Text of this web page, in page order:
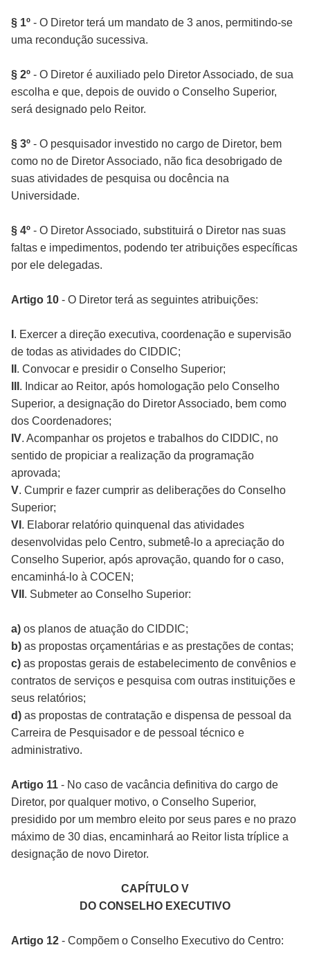
§ 1º - O Diretor terá um mandato de 3 anos, permitindo-se
uma recondução sucessiva.
§ 2º - O Diretor é auxiliado pelo Diretor Associado, de sua
escolha e que, depois de ouvido o Conselho Superior,
será designado pelo Reitor.
§ 3º - O pesquisador investido no cargo de Diretor, bem
como no de Diretor Associado, não fica desobrigado de
suas atividades de pesquisa ou docência na
Universidade.
§ 4º - O Diretor Associado, substituirá o Diretor nas suas
faltas e impedimentos, podendo ter atribuições específicas
por ele delegadas.
Artigo 10 - O Diretor terá as seguintes atribuições:
. Exercer a direção executiva, coordenação e supervisão
de todas as atividades do CIDDIC;
. Convocar e presidir o Conselho Superior;
. Indicar ao Reitor, após homologação pelo Conselho
Superior, a designação do Diretor Associado, bem como
dos Coordenadores;
IV. Acompanhar os projetos e trabalhos do CIDDIC, no
sentido de propiciar a realização da programação
aprovada;
V. Cumprir e fazer cumprir as deliberações do Conselho
Superior;
VI . Elaborar relatório quinquenal das atividades
desenvolvidas pelo Centro, submetê-lo a apreciação do
Conselho Superior, após aprovação, quando for o caso,
encaminhá-lo à COCEN;
VII . Submeter ao Conselho Superior:
a) os planos de atuação do CIDDIC;
b) as propostas orçamentárias e as prestações de contas;
c) as propostas gerais de estabelecimento de convênios e
contratos de serviços e pesquisa com outras instituições e
seus relatórios;
d) as propostas de contratação e dispensa de pessoal da
Carreira de Pesquisador e de pessoal técnico e
administrativo.
Artigo 11 - No caso de vacância definitiva do cargo de
Diretor, por qualquer motivo, o Conselho Superior,
presidido por um membro eleito por seus pares e no prazo
máximo de 30 dias, encaminhará ao Reitor lista tríplice a
designação de novo Diretor.
CAPÍTULO V
DO CONSELHO EXECUTIVO
Artigo 12 - Compõem o Conselho Executivo do Centro: